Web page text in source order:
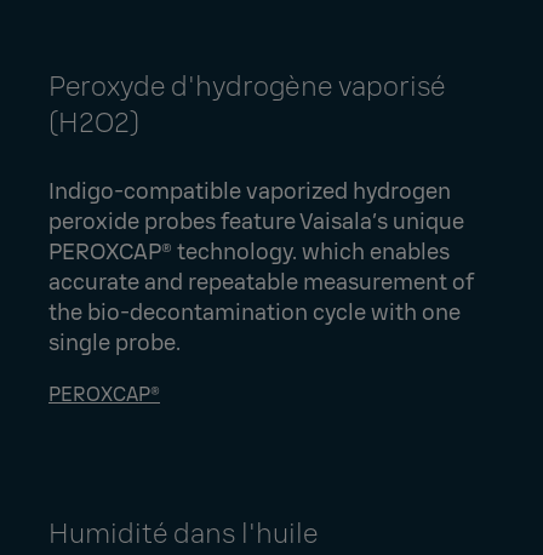
Peroxyde d'hydrogène vaporisé
(H2O2)
Indigo-compatible vaporized hydrogen
peroxide probes feature Vaisala’s unique
PEROXCAP® technology. which enables
accurate and repeatable measurement of
the bio-decontamination cycle with one
single probe.
PEROXCAP®
Humidité dans l'huile